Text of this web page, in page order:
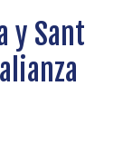
y Sant